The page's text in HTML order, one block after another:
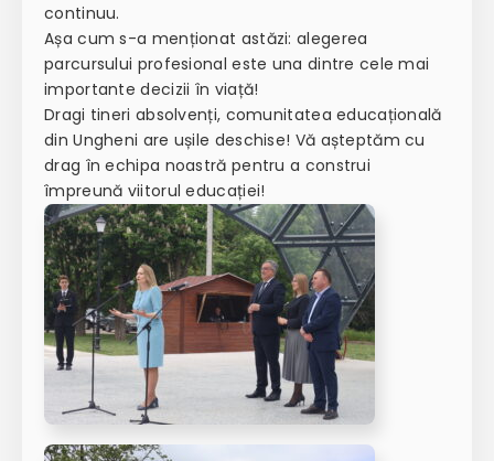
continuu.
Așa cum s-a menționat astăzi: alegerea
parcursului profesional este una dintre cele mai
importante decizii în viață!
Dragi tineri absolvenți, comunitatea educațională
din Ungheni are ușile deschise! Vă așteptăm cu
drag în echipa noastră pentru a construi
împreună viitorul educației!